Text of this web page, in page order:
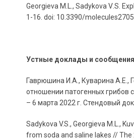
Georgieva M ., Sadykova VS
1-16. doi: 10.3390/molecules
Устные доклады и сообщения
Гаврюшина И.А., Куварина А.Е.,
отношении патогенных грибов
– 6 марта 2022 г Стендовый
Sadykova V.S., Georgieva M.L.,
from soda and saline lakes //